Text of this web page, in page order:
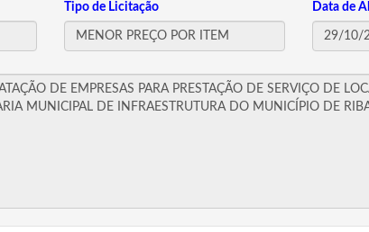
Tipo de Licitação Data de